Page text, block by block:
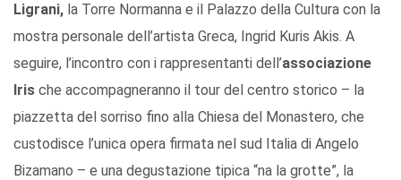
Ligrani, la Torre Normanna e il Palazzo della Cultura con la
mostra personale dell’artista Greca, Ingrid Kuris Akis. A
seguire, l’incontro con i rappresentanti dell’associazione
Iris che accompagneranno il tour del centro storico – la
piazzetta del sorriso fino alla Chiesa del Monastero, che
custodisce l’unica opera firmata nel sud Italia di Angelo
Bizamano – e una degustazione tipica “na la grotte”, la